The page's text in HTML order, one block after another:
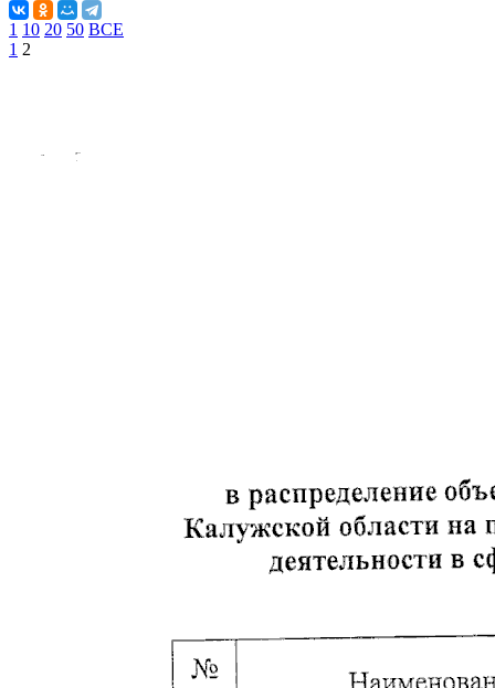
1 10 20 50 ВСЕ
1 2